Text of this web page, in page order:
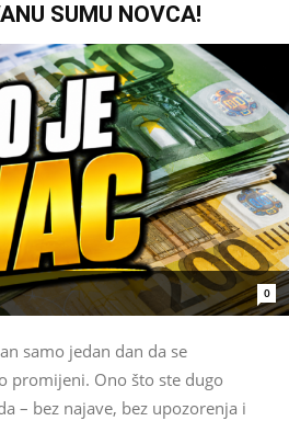
SUMU NOVCA!
0
samo jedan dan da se
promijeni. Ono što ste dugo
– bez najave, bez upozorenja i